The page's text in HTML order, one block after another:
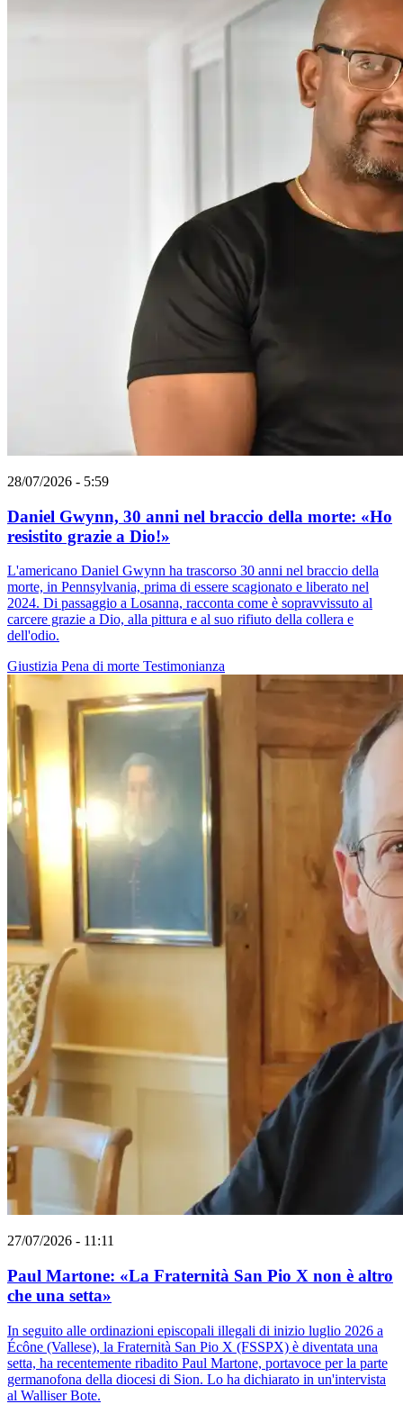
28/07/2026 - 5:59
Daniel Gwynn, 30 anni nel braccio della morte: «Ho
resistito grazie a Dio!»
L'americano Daniel Gwynn ha trascorso 30 anni nel braccio della
morte, in Pennsylvania, prima di essere scagionato e liberato nel
2024. Di passaggio a Losanna, racconta come è sopravvissuto al
carcere grazie a Dio, alla pittura e al suo rifiuto della collera e
dell'odio.
Giustizia Pena di morte Testimonianza
27/07/2026 - 11:11
Paul Martone: «La Fraternità San Pio X non è altro
che una setta»
In seguito alle ordinazioni episcopali illegali di inizio luglio 2026 a
Écône (Vallese), la Fraternità San Pio X (FSSPX) è diventata una
setta, ha recentemente ribadito Paul Martone, portavoce per la parte
germanofona della diocesi di Sion. Lo ha dichiarato in un'intervista
al Walliser Bote.